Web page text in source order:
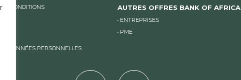
CONDITIONS
AUTRES OFFRES BANK OF AFRICA
ENTREPRISES
PME
DONNÉES PERSONNELLES